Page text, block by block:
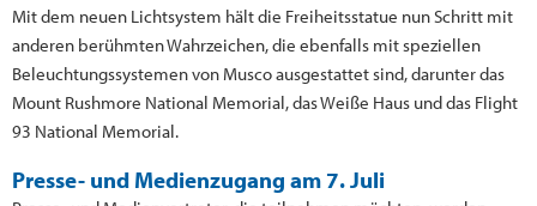
Mit dem neuen Lichtsystem hält die Freiheitsstatue nun Schritt mit
anderen berühmten Wahrzeichen, die ebenfalls mit speziellen
Beleuchtungssystemen von Musco ausgestattet sind, darunter das
Mount Rushmore National Memorial, das Weiße Haus und das Flight
93 National Memorial.
Presse- und Medienzugang am 7. Juli